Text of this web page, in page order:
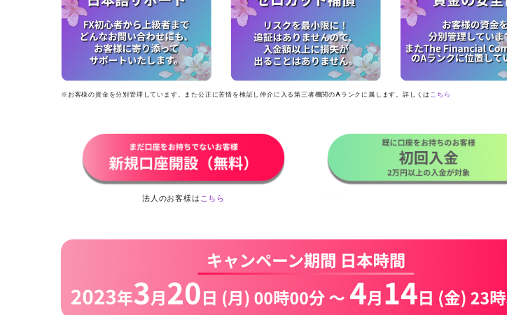
※お客様の資金を分別管理しています。また公正に苦情を検証し仲介に入る第三者機関のAランクに属します。詳しくは こちら
法人のお客様は こちら